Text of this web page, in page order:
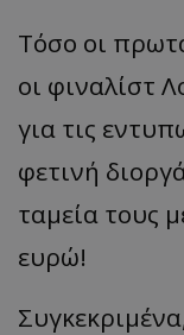
Τόσο οι
οι φιναλίστ
για τις
φετινή
ταμεία τους
ευρώ!